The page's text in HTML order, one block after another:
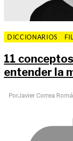
DICCIONARIOS
11
entender la
PorJavier Correa